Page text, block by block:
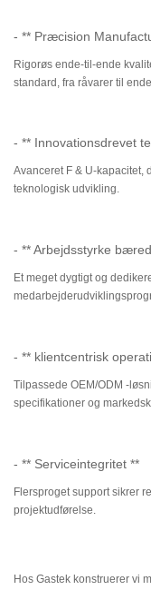
- ** Præcision
Rigorøs ende-til-ende
standard, fra råvarer til
- ** Innovationsdrevet
Avanceret F & U-kapacitet,
teknologisk udvikling.
- ** Arbejdsstyrke
Et meget dygtigt og
- ** klientcentrisk
Tilpassede OEM/ODM -
specifikationer og
- ** Serviceintegritet **
Flersproget support sikrer
projektudførelse.
Hos Gastek konstruerer vi